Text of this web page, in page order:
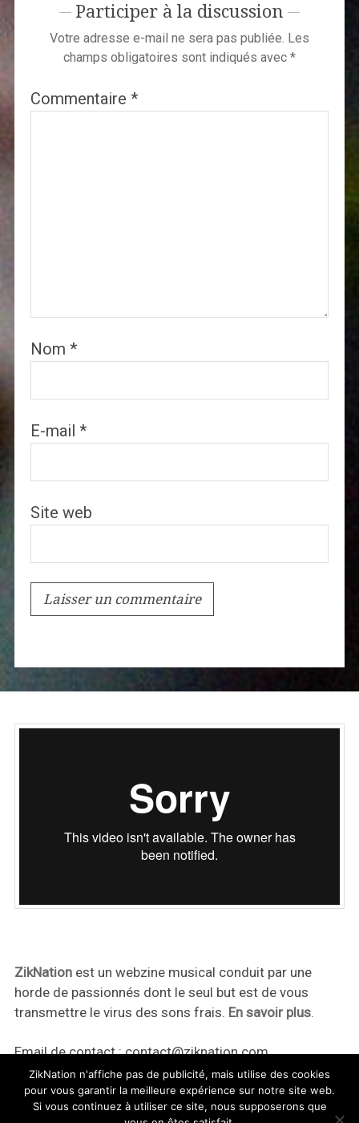
Participer à la discussion
Votre adresse e-mail ne sera pas publiée. Les
champs obligatoires sont indiqués avec *
Commentaire *
Nom *
E-mail *
Site web
ZikNationest un webzine musical conduit par une
horde de passionnés dont le seul but est de vous
transmettre le virus des sons frais. En savoir plus.
Email de contact :contact@ziknation.com
ZikNation n'affiche pas de publicité, mais utilise des cookies
pour vous garantir la meilleure expérience sur notre site web.
Si vous continuez à utiliser ce site, nous supposerons que